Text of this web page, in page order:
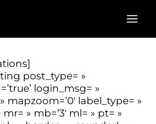
post_type= »
login_msg= »
mapzoom=’0′ label_type= »
» mb=’3′ ml= » pt= »